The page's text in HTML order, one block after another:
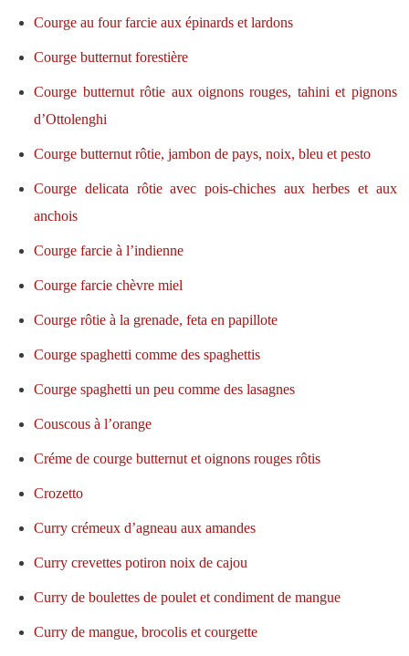
Courge au four farcie aux épinards et lardons
Courge butternut forestière
Courge butternut rôtie aux oignons rouges, tahini et pignons
d’Ottolenghi
Courge butternut rôtie, jambon de pays, noix, bleu et pesto
Courge delicata rôtie avec pois-chiches aux herbes et aux
anchois
Courge farcie à l’indienne
Courge farcie chèvre miel
Courge rôtie à la grenade, feta en papillote
Courge spaghetti comme des spaghettis
Courge spaghetti un peu comme des lasagnes
Couscous à l’orange
Créme de courge butternut et oignons rouges rôtis
Crozetto
Curry crémeux d’agneau aux amandes
Curry crevettes potiron noix de cajou
Curry de boulettes de poulet et condiment de mangue
Curry de mangue, brocolis et courgette